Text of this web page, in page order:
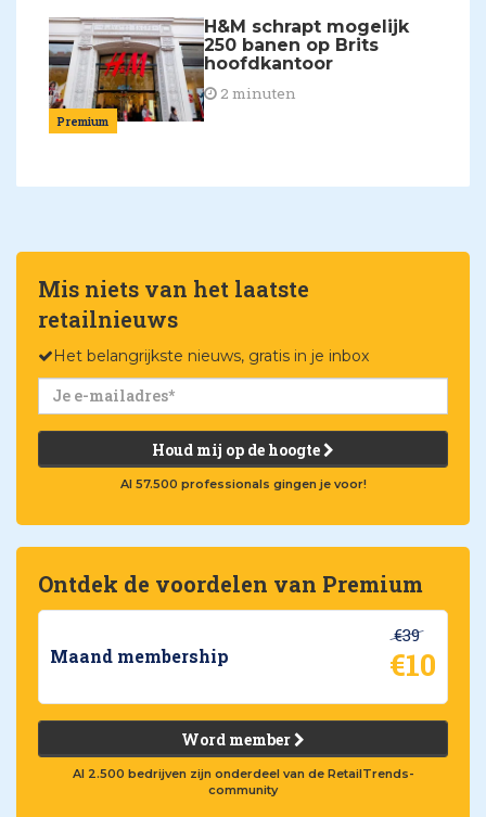
Premium
H&M schrapt mogelijk
250 banen op Brits
hoofdkantoor
2 minuten
Mis niets van het laatste
retailnieuws
Het belangrijkste nieuws, gratis in je inbox
Houd mij op de hoogte
Al 57.500 professionals gingen je voor!
Ontdek de voordelen van Premium
Maand membership
€39
€10
Word member
Al 2.500 bedrijven zijn onderdeel van de RetailTrends-
community